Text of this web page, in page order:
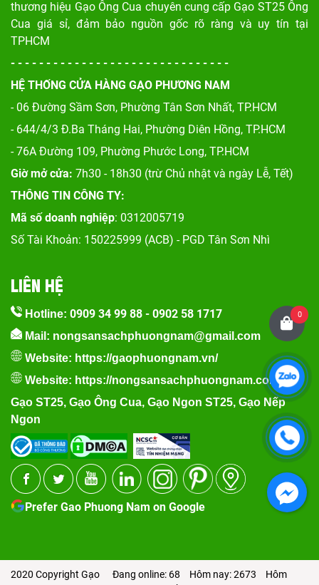
thương hiệu Gạo Ông Cua chuyên cung cấp Gạo ST25 Ông
Cua giá sỉ, đảm bảo nguồn gốc rõ ràng và uy tín tại
TPHCM
- - - - - - - - - - - - - - - - - - - - - - - - - - - - - - -
HỆ THỐNG CỬA HÀNG GẠO PHƯƠNG NAM
- 06 Đường Sầm Sơn, Phường Tân Sơn Nhất, TP.HCM
- 644/4/3 Đ.Ba Tháng Hai, Phường Diên Hồng, TP.HCM
- 76A Đường 109, Phường Phước Long, TP.HCM
Giờ mở cửa: 7h30 - 18h30 (trừ Chủ nhật và ngày Lễ, Tết)
THÔNG TIN CÔNG TY:
Mã số doanh nghiệp: 0312005719
Số Tài Khoản: 150225999 (ACB) - PGD Tân Sơn Nhì
LIÊN HỆ
Hotline: 0909 34 99 88 - 0902 58 1717
Mail: nongsansachphuongnam@gmail.com
Website: https://gaophuongnam.vn/
Website: https://nongsansachphuongnam.com
Gạo ST25, Gạo Ông Cua, Gạo Ngon ST25, Gạo Nếp
Ngon
Prefer Gao Phuong Nam on Google
2020 Copyright Gạo
Đang online: 68 Hôm nay: 2673
Hôm
0